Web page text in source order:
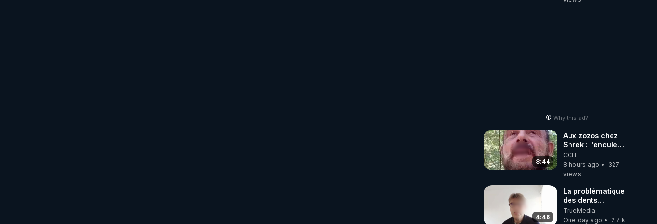
Why this ad?
8:44
Aux zozos chez
Shrek : "encule
toi tout seul
espèce de mal
polish"
CCH
8 hours ago
327
views
4:46
La problématique
des dents
dévitalisées et
des implants
TrueMedia
One day ago
2.7 k